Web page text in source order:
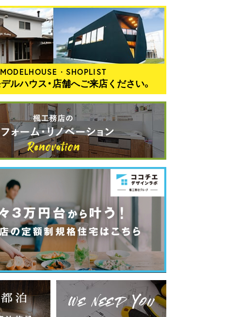
MODELHOUSE・SHOPLIST
ルハウス・店舗へご来店ください。